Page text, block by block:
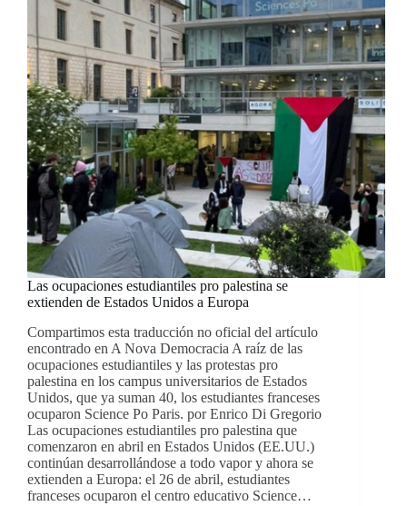
Las ocupaciones estudiantiles pro palestina se
extienden de Estados Unidos a Europa
Compartimos esta traducción no oficial del artículo
encontrado en A Nova Democracia A raíz de las
ocupaciones estudiantiles y las protestas pro
palestina en los campus universitarios de Estados
Unidos, que ya suman 40, los estudiantes franceses
ocuparon Science Po Paris. por Enrico Di Gregorio
Las ocupaciones estudiantiles pro palestina que
comenzaron en abril en Estados Unidos (EE.UU.)
continúan desarrollándose a todo vapor y ahora se
extienden a Europa: el 26 de abril, estudiantes
franceses ocuparon el centro educativo Science…